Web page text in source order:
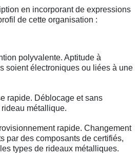
en incorporant de expressions
de cette organisation :
polyvalente. Aptitude à
soient électroniques ou liées à une
rapide. Déblocage et sans
métallique.
rapide. Changement
par des composants de certifiés,
types de rideaux métalliques.